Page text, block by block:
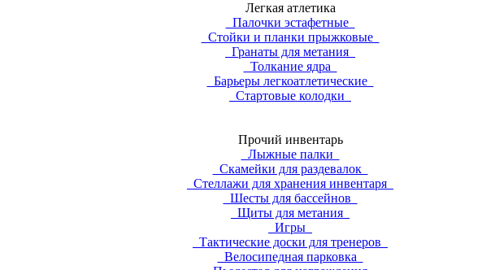
Легкая атлетика
Палочки эстафетные
Стойки и планки прыжковые
Гранаты для метания
Толкание ядра
Барьеры легкоатлетические
Стартовые колодки
Прочий инвентарь
Лыжные палки
Скамейки для раздевалок
Стеллажи для хранения инвентаря
Шесты для бассейнов
Щиты для метания
Игры
Тактические доски для тренеров
Велосипедная парковка